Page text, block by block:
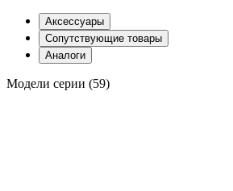
Аксессуары
Сопутствующие товары
Аналоги
Модели серии (59)